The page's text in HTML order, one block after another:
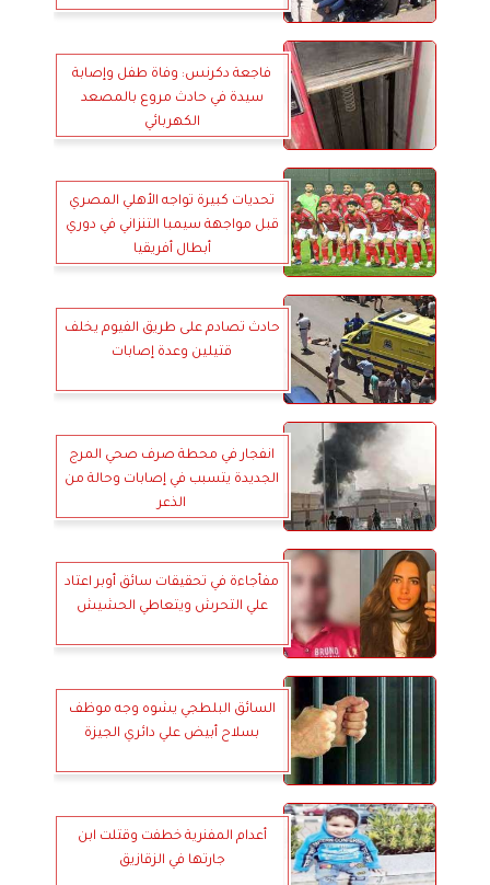
فاجعة دكرنس: وفاة طفل وإصابة
سيدة في حادث مروع بالمصعد
الكهربائي
تحديات كبيرة تواجه الأهلي المصري
قبل مواجهة سيمبا التنزاني في دوري
أبطال أفريقيا
حادث تصادم على طريق الفيوم يخلف
قتيلين وعدة إصابات
انفجار في محطة صرف صحي المرج
الجديدة يتسبب في إصابات وحالة من
الذعر
مفأجاءة في تحقيقات سائق أوبر اعتاد
علي التحرش ويتعاطي الحشيش
السائق البلطجي يشوه وجه موظف
بسلاح أبيض علي دائري الجيزة
أعدام المفنرية خطفت وقتلت ابن
جارتها في الزقازيق